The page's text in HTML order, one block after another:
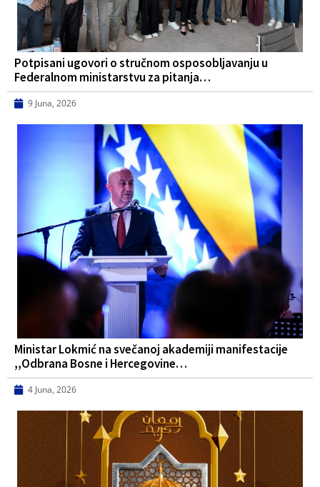
Potpisani ugovori o stručnom osposobljavanju u
Federalnom ministarstvu za pitanja…
9 Juna, 2026
Ministar Lokmić na svečanoj akademiji manifestacije
,,Odbrana Bosne i Hercegovine…
4 Juna, 2026